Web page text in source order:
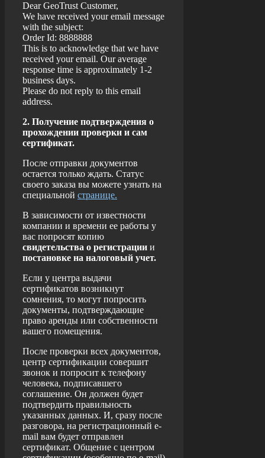
Dear GeoTrust Customer,
We have received your email message
with the subject:
Order Id: 8888888
This is to acknowledge that we have
received your email. Our average
response time is approximately 1-2
business days.
Please do not reply to this email
address.
2. Получение подтверждения о
прохождении проверки и сам
сертификат.
После отправки документов
остается только ждать. Статус
своего заказа вы можете узнать на
специальной странице.
В зависимости от известности
компании и времени ее работы у
вас попросят копию
свидетельства о регистрации и
постановке на налоговый учет.
Если у центра выдачи
сертификатов возникнут
сомнения, то могут попросить
документы, подтверждающие
право аренды или собственности
вашего помещения.
После проверки всех документов,
центр сертификации совершит
звонок и попросит к телефону
человека, подписавшего
соглашение. Он должен будет
подтвердить правильность
указанных данных. И, сразу после
разговора, на регистрационный e-
mail вам будет отправлен
сертификат. Общение с центром